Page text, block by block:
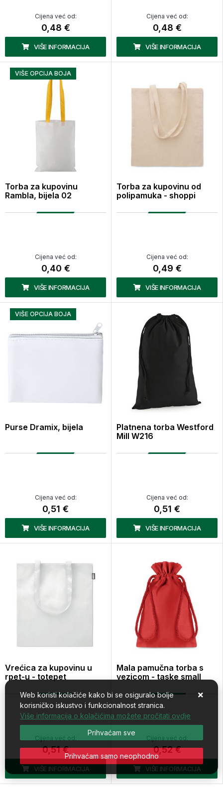
Cijena već od:
0,48 €
VIŠE INFORMACIJA
Cijena već od:
0,48 €
VIŠE INFORMACIJA
VIŠE OPCIJA BOJA
Torba za kupovinu
Rambla, bijela 02
Cijena već od:
0,40 €
VIŠE INFORMACIJA
Torba za kupovinu od
polipamuka - shoppi
Cijena već od:
0,49 €
VIŠE INFORMACIJA
VIŠE OPCIJA BOJA
Purse Dramix, bijela
Cijena već od:
0,51 €
VIŠE INFORMACIJA
Platnena torba Westford
Mill W216
Cijena već od:
0,51 €
VIŠE INFORMACIJA
Vrećica za kupovinu u
rpet-u - totepet
Cijena već od:
0,51 €
VIŠE INFORMACIJA
Mala pamučna torba s
vezicom - taske small
Cijena već od:
0,52 €
VIŠE INFORMACIJA
Web koristi kolačiće kako bi se osiguralo bolje
korisničko iskustvo i funkcionalnost stranica.
Više informacija o kolačićima možete pročitati ovdje
Prihvaćam sve
Prihvaćam samo neophodno